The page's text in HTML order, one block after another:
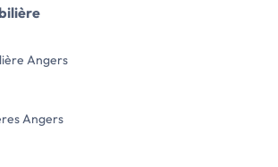
Angers
Angers